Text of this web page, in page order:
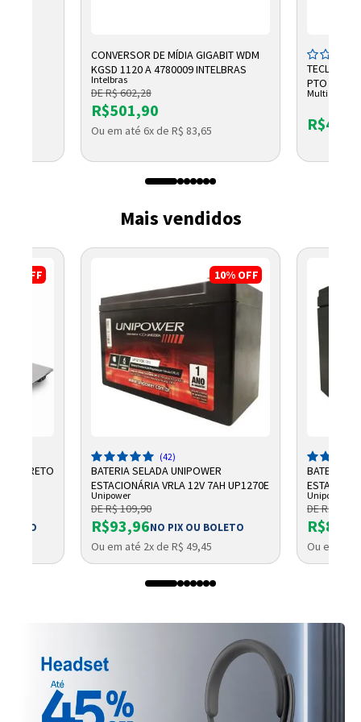
CONVERSOR DE MÍDIA GIGABIT WDM
KGSD 1120 A 4780009 INTELBRAS
Intelbras
DE R$ 602,28
R$501,90
Ou em até 6x de R$ 83,65
TECLADO
PTO TC609
Multi
Mais vendidos
OFF
W9 PRETO
10% OFF
(42)
BATERIA SELADA UNIPOWER
ESTACIONÁRIA VRLA 12V 7AH UP1270E
Unipower
DE R$ 109,90
R$93,96NO PIX OU BOLETO
Ou em até 2x de R$ 49,45
BATERIA
7AH F187
Unipower
DE R$ 99,90
Ou em até